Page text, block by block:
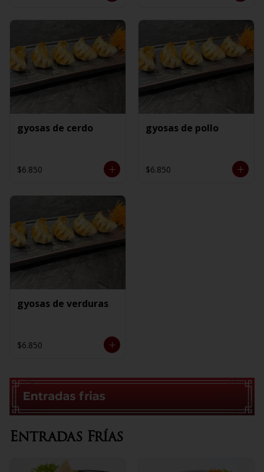
gyosas de cerdo
$6.850
gyosas de pollo
$6.850
gyosas de verduras
$6.850
Entradas Frías